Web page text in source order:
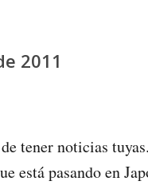
2011
tener noticias
está pasando en